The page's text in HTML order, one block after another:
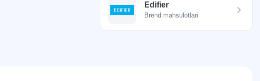
Edifier
Brend mahsulotlari